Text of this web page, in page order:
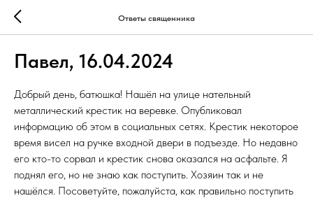
Ответы священника
Павел, 16.04.2024
Добрый день, батюшка! Нашёл на улице нательный
металлический крестик на веревке. Опубликовал
информацию об этом в социальных сетях. Крестик некоторое
время висел на ручке входной двери в подъезде. Но недавно
его кто-то сорвал и крестик снова оказался на асфальте. Я
поднял его, но не знаю как поступить. Хозяин так и не
нашёлся. Посоветуйте, пожалуйста, как правильно поступить